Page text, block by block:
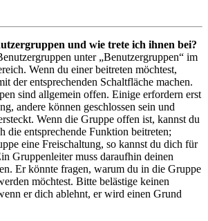
und wie trete ich ihnen bei?
unter „Benutzergruppen“ im
Wenn du einer beitreten möchtest,
der entsprechenden Schaltfläche machen.
sind allgemein offen. Einige erfordern erst
andere können geschlossen sein und
Wenn die Gruppe offen ist, kannst du
die entsprechende Funktion beitreten;
eine Freischaltung, so kannst du dich für
Gruppenleiter muss daraufhin deinen
Er könnte fragen, warum du in die Gruppe
möchtest. Bitte belästige keinen
er dich ablehnt, er wird einen Grund